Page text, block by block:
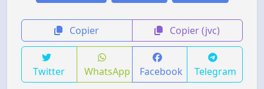
Copier Copier (jvc)
Twitter WhatsApp Facebook Telegram